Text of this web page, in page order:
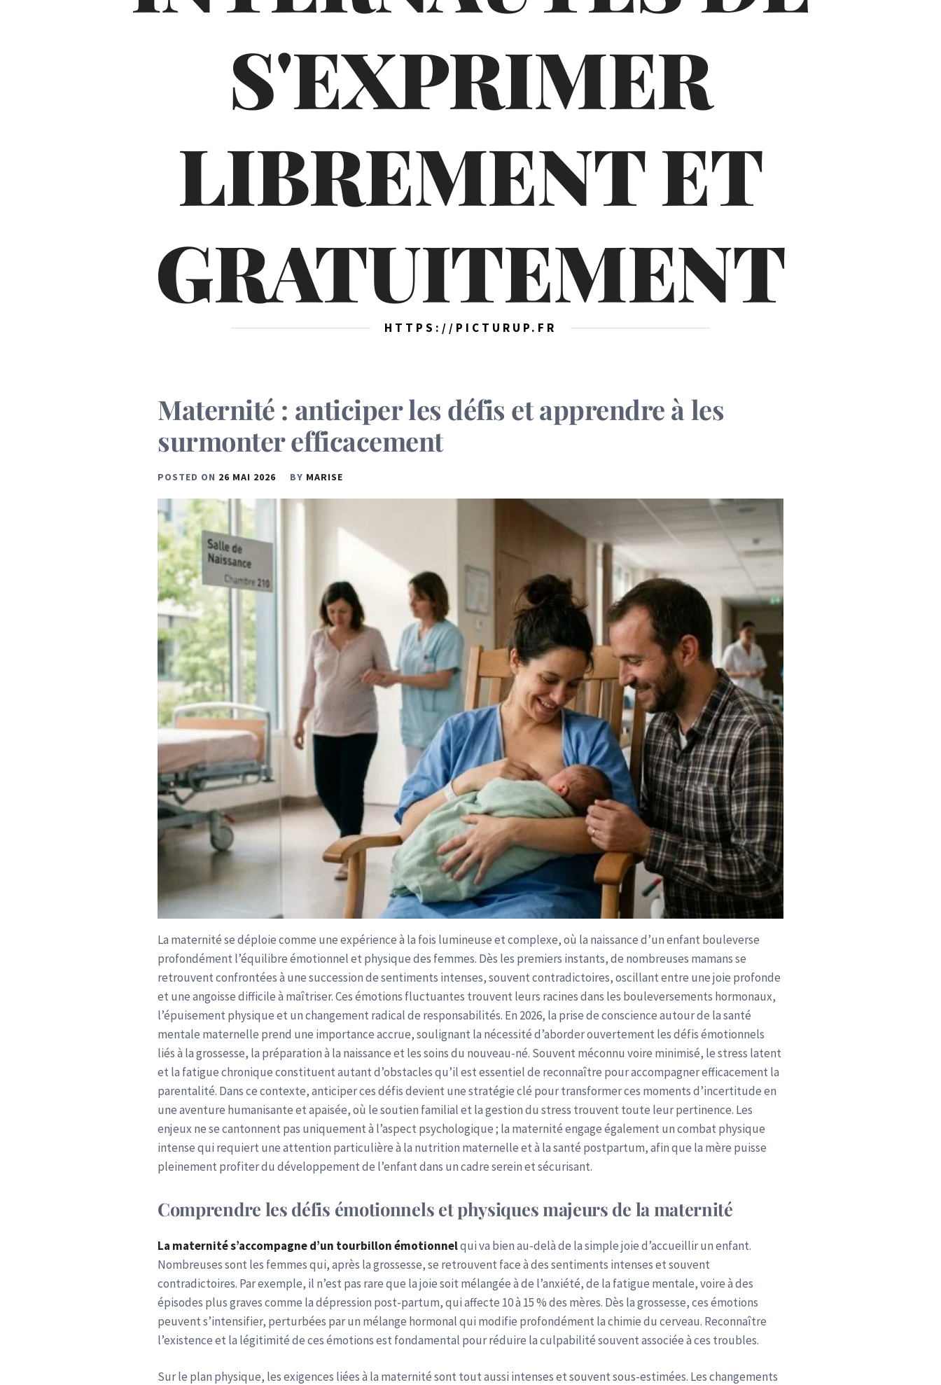
S'EXPRIMER
LIBREMENT ET
GRATUITEMENT
HTTPS://PICTURUP.FR
Maternité : anticiper les défis et apprendre à les
surmonter efficacement
POSTED ON 26 MAI 2026 BY MARISE
La maternité se déploie comme une expérience à la fois lumineuse et complexe, où la naissance d’un enfant bouleverse
profondément l’équilibre émotionnel et physique des femmes. Dès les premiers instants, de nombreuses mamans se
retrouvent confrontées à une succession de sentiments intenses, souvent contradictoires, oscillant entre une joie profonde
et une angoisse difficile à maîtriser. Ces émotions fluctuantes trouvent leurs racines dans les bouleversements hormonaux,
l’épuisement physique et un changement radical de responsabilités. En 2026, la prise de conscience autour de la santé
mentale maternelle prend une importance accrue, soulignant la nécessité d’aborder ouvertement les défis émotionnels
liés à la grossesse, la préparation à la naissance et les soins du nouveau-né. Souvent méconnu voire minimisé, le stress latent
et la fatigue chronique constituent autant d’obstacles qu’il est essentiel de reconnaître pour accompagner efficacement la
parentalité. Dans ce contexte, anticiper ces défis devient une stratégie clé pour transformer ces moments d’incertitude en
une aventure humanisante et apaisée, où le soutien familial et la gestion du stress trouvent toute leur pertinence. Les
enjeux ne se cantonnent pas uniquement à l’aspect psychologique ; la maternité engage également un combat physique
intense qui requiert une attention particulière à la nutrition maternelle et à la santé postpartum, afin que la mère puisse
pleinement profiter du développement de l’enfant dans un cadre serein et sécurisant.
Comprendre les défis émotionnels et physiques majeurs de la maternité
La maternité s’accompagne d’un tourbillon émotionnelqui va bien au-delà de la simple joie d’accueillir un enfant.
Nombreuses sont les femmes qui, après la grossesse, se retrouvent face à des sentiments intenses et souvent
contradictoires. Par exemple, il n’est pas rare que la joie soit mélangée à de l’anxiété, de la fatigue mentale, voire à des
épisodes plus graves comme la dépression post-partum, qui affecte 10 à 15 % des mères. Dès la grossesse, ces émotions
peuvent s’intensifier, perturbées par un mélange hormonal qui modifie profondément la chimie du cerveau. Reconnaître
l’existence et la légitimité de ces émotions est fondamental pour réduire la culpabilité souvent associée à ces troubles.
Sur le plan physique, les exigences liées à la maternité sont tout aussi intenses et souvent sous-estimées. Les changements